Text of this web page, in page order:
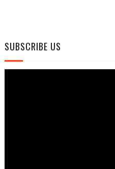
SUBSCRIBE US